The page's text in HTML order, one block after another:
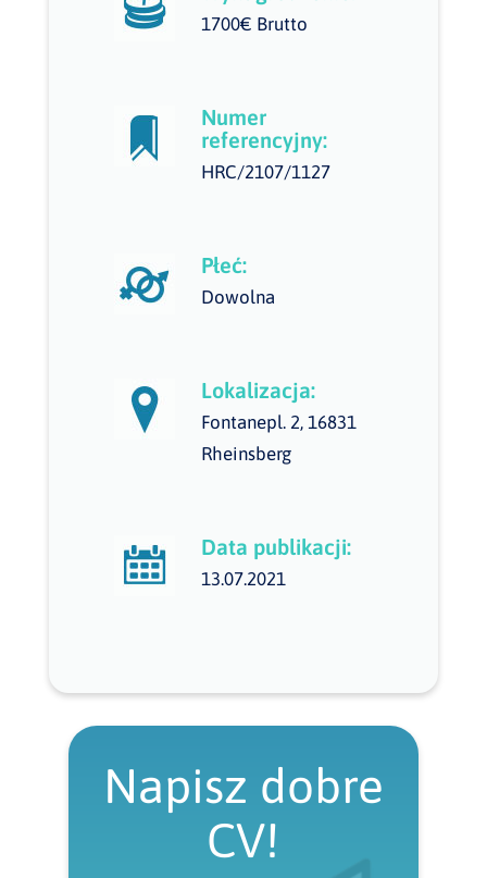
1700€ Brutto
Numer
referencyjny:
HRC/2107/1127
Płeć:
Dowolna
Lokalizacja:
Fontanepl. 2, 16831
Rheinsberg
Data publikacji:
13.07.2021
Napisz dobre
CV!